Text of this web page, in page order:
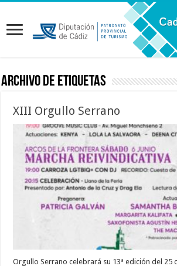
Archivo de etiquetas
XIII Orgullo Serrano
Orgullo Serrano celebrará su 13ª edición del 25